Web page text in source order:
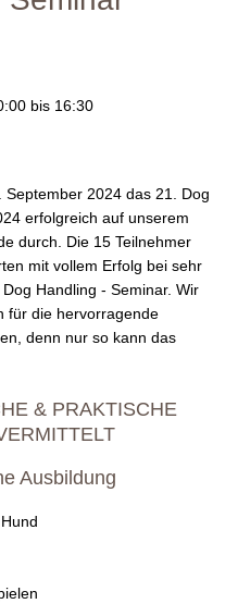
bis 16:30
September 2024 das 21. Dog
erfolgreich auf unserem
durch. Die 15 Teilnehmer
mit vollem Erfolg bei sehr
Handling - Seminar. Wir
für die hervorragende
denn nur so kann das
& PRAKTISCHE
Ausbildung